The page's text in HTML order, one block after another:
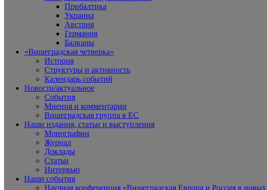
Прибалтика
Украина
Австрия
Германия
Балканы
«Вишеградская четверка»
История
Структуры и активность
Календарь событий
Новости/актуальное
События
Мнения и комментарии
Вишеградская группа в ЕС
Наши издания, статьи и выступления
Монографии
Журнал
Доклады
Статьи
Интервью
Наши события
Научная конференция «Вишеградская Европа и Россия в новых